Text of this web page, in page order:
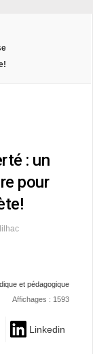
: un
pour
et pédagogique
Affichages : 1593
Linkedin